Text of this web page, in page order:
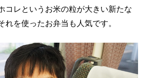
コレというお米の粒が大きい新たな
れを使ったお弁当も人気です。